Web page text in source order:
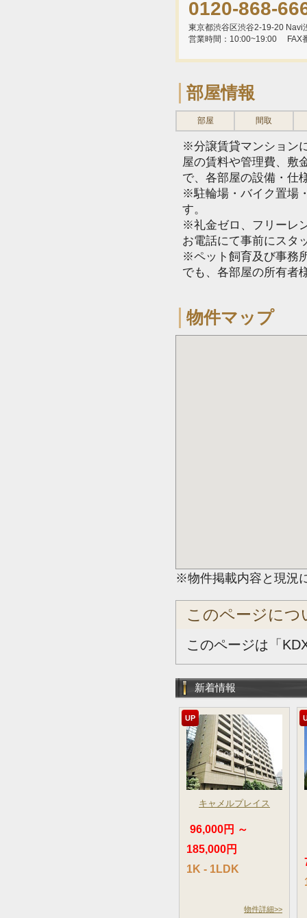
0120-868-
東京都渋谷区渋谷2-19-20 Navi
営業時間：10:00~19:00
FAX
部屋情報
部屋 間取
※分譲賃貸マンション
屋の賃料や管理費、敷
で、各部屋の設備・仕
※駐輪場・バイク置場
す。
※礼金ゼロ、フリーレ
お電話にて事前にスタ
※ペット飼育及び事務
でも、各部屋の所有者
物件マップ
※物件掲載内容と現況
このページにつ
このページは「
新着情報
UP
キャメルプレイス
96,000円 ～
185,000円
1K - 1LDK
物件詳細>>